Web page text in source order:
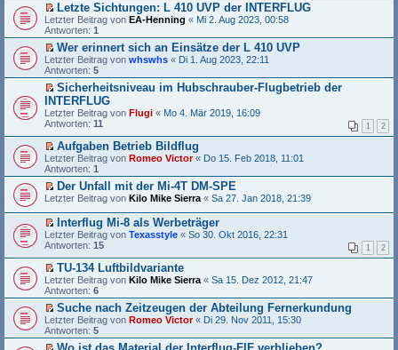
E
r
s
e
r
u
n
e
l
e
s
e
n
e
B
t
r
a
g
Letzte Sichtungen: L 410 UVP der INTERFLUG
Letzter Beitrag von EA-Henning « Mi 2. Aug 2023, 00:58
Antworten: 1
E
r
s
e
r
u
g
e
l
e
s
e
e
r
B
e
i
r
a
g
Wer erinnert sich an Einsätze der L 410 UVP
Letzter Beitrag von whswhs « Di 1. Aug 2023, 22:11
Antworten: 5
E
r
s
t
e
r
u
n
g
e
l
e
s
e
n
e
r
B
e
i
r
a
g
Sicherheitsniveau im Hubschrauber-Flugbetrieb der
INTERFLUG
Letzter Beitrag von Flugi « Mo 4. Mär 2019, 16:09
Antworten: 11 1 2
E
r
s
e
u
n
g
e
l
s
e
n
e
r
B
e
Aufgaben Betrieb Bildflug
Letzter Beitrag von Romeo Victor« Do 15. Feb 2018, 11:01
Antworten: 1
E
s
e
r
u
g
e
l
e
s
e
n
Der Unfall mit der Mi-4T DM-SPE
Letzter Beitrag von Kilo Mike Sierra « Sa 27. Jan 2018, 21:39
E
r
r
u
n
g
e
l
Interflug Mi-8 als Werbeträger
Letzter Beitrag von Texasstyle « So 30. Okt 2016, 22:31
Antworten: 15 1 2
E
r
s
e
r
u
TU-134 Luftbildvariante
Letzter Beitrag von Kilo Mike Sierra « Sa 15. Dez 2012, 21:47
Antworten: 6
E
r
s
Suche nach Zeitzeugen der Abteilung Fernerkundung
Letzter Beitrag von Romeo Victor« Di 29. Nov 2011, 15:30
Antworten: 5